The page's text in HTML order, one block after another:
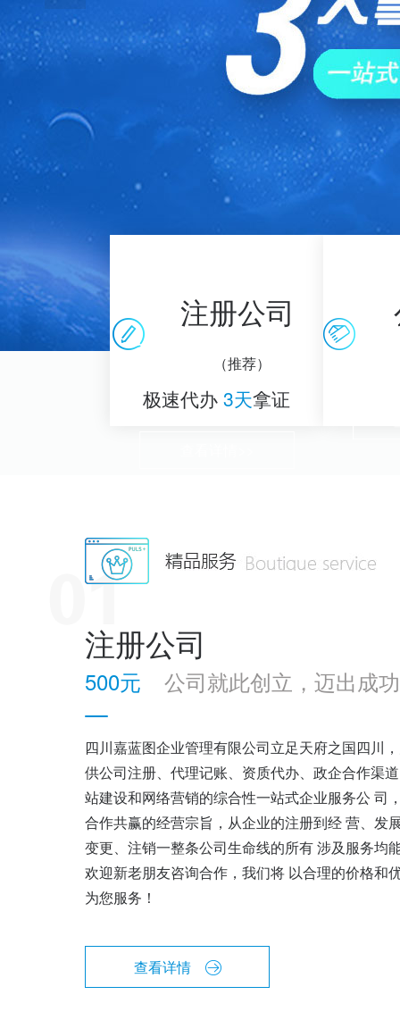
注册公司
（推荐）
极速代办 3天拿证
注册公司
500元 公司就此创立，迈出成
四川嘉蓝图企业管理有限公司立足天府之国四川
供公司注册、代理记账、资质代办、政企合作渠
站建设和网络营销的综合性一站式企业服务公 司
合作共赢的经营宗旨，从企业的注册到经 营、发
变更、注销一整条公司生命线的所有 涉及服务均
欢迎新老朋友咨询合作，我们将 以合理的价格和
为您服务！
查看详情